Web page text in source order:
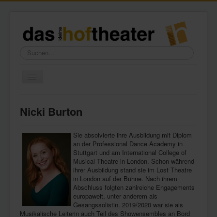
Suchen...
Wir über uns
Freundeskreis
Galerie
Presse
Kontakt
Nicki Burton
Sie absolvierte ihre Ausbildung mit Diplom
an der Professional Dance Academy in
Stuttgart und am International College of
Musical Theatre in London. Schon während
ihrer Ausbildung stand sie im Lost Theatre
in London auf der Bühne. Nach ihrem
Abschluss folgten zahlreiche Engagements
europaweit, unter anderem als
Gesangssolistin. 2019/2020 war sie als
Musikalische Leiterin auch Teil des Showensembles an Bord